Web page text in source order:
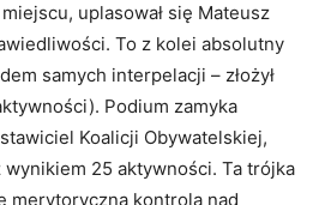
uplasował się Mateusz
To z kolei absolutny
samych interpelacji – złożył
Podium zamyka
Koalicji Obywatelskiej,
25 aktywności. Ta trójka
merytoryczna kontrola nad